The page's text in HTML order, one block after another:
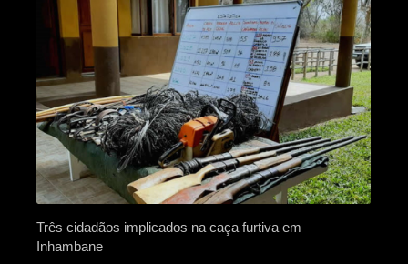
Três cidadãos implicados na caça furtiva em
Inhambane